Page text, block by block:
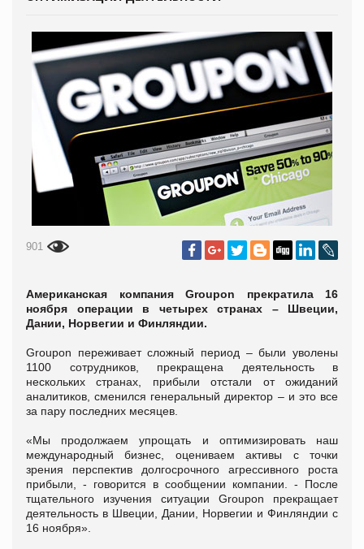
901
Американская компания Groupon прекратила 16
ноября операции в четырех странах – Швеции,
Дании, Норвегии и Финляндии.
Groupon переживает сложный период – были уволены
1100 сотрудников, прекращена деятельность в
нескольких странах, прибыли отстали от ожиданий
аналитиков, сменился генеральный директор – и это все
за пару последних месяцев.
«Мы продолжаем упрощать и оптимизировать наш
международный бизнес, оцениваем активы с точки
зрения перспектив долгосрочного агрессивного роста
прибыли, - говорится в сообщении компании. - После
тщательного изучения ситуации Groupon прекращает
деятельность в Швеции, Дании, Норвегии и Финляндии с
16 ноября».